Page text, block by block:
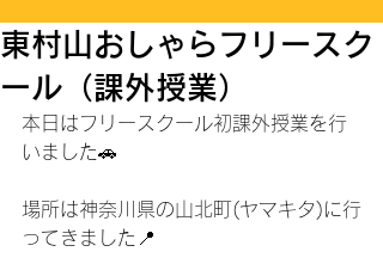
東村山おしゃらフリースク
ール（課外授業）
本日はフリースクール初課外授業を行
いました🚗
場所は神奈川県の山北町(ヤマキタ)に行
ってきました📍